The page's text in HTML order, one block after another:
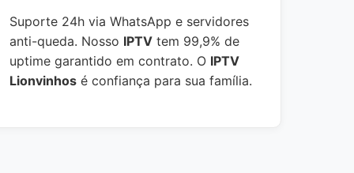
Suporte 24h via WhatsApp e servidores
anti-queda. Nosso IPTV tem 99,9% de
uptime garantido em contrato. O IPTV
Lionvinhos é confiança para sua família.